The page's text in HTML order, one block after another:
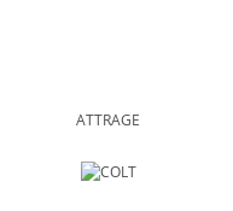
ATTRAGE